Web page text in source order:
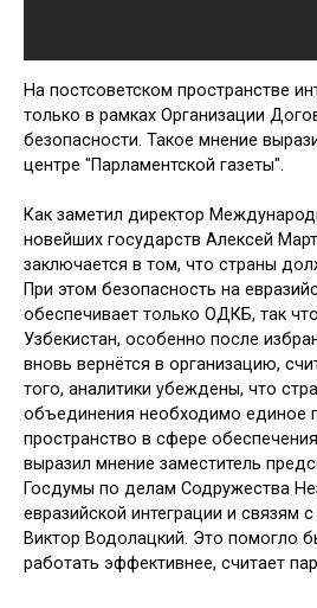
На постсоветском пространстве
только в рамках Организации
безопасности. Такое мнение
центре "Парламентской газеты".
Как заметил директор
новейших государств Алексей
заключается в том, что страны
При этом безопасность на
обеспечивает только ОДКБ, так
Узбекистан, особенно после
вновь вернётся в организацию,
того, аналитики убеждены, что
объединения необходимо единое
пространство в сфере
выразил мнение заместитель
Госдумы по делам Содружества
евразийской интеграции и связям
Виктор Водолацкий. Это помогло
работать эффективнее, считает